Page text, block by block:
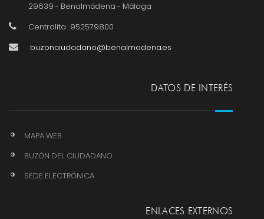
29639 - Benalmádena - Málaga
Centralita : 952579800
buzonciudadano@benalmadena.es
DATOS DE INTERÉS
MAPA WEB
BUZÓN DEL CIUDADANO
SEDE ELECTRÓNICA
ENLACES EXTERNOS